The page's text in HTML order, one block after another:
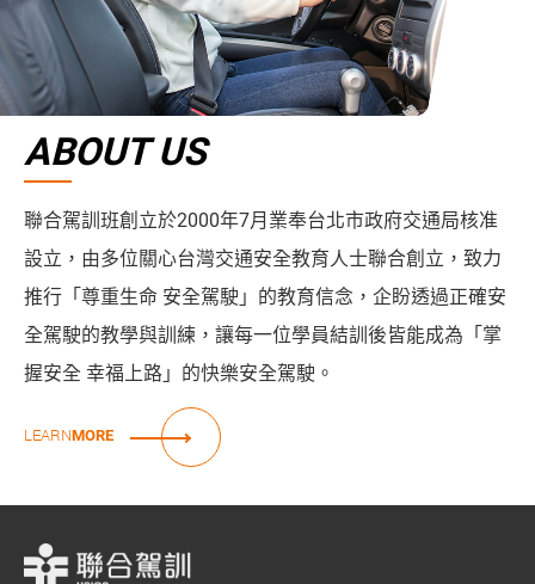
ABOUT US
聯合駕訓班創立於2000年7月業奉台北市政府交通局核准
設立，由多位關心台灣交通安全教育人士聯合創立，致力
推行「尊重生命 安全駕駛」的教育信念，企盼透過正確安
全駕駛的教學與訓練，讓每一位學員結訓後皆能成為「掌
握安全 幸福上路」的快樂安全駕駛。
LEARNMORE